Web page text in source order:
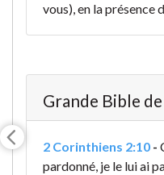
vous), en la présence
Grande Bible
2 Corinthiens 2:10 -
pardonné, je le lui ai